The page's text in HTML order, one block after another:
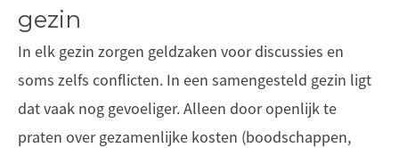
gezin
In elk gezin zorgen geldzaken voor discussies en
soms zelfs conflicten. In een samengesteld gezin ligt
dat vaak nog gevoeliger. Alleen door openlijk te
praten over gezamenlijke kosten (boodschappen,